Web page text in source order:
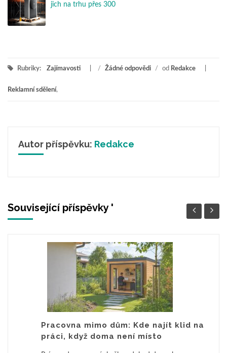
jich na trhu přes 300
Rubriky: Zajímavosti / Žádné odpovědi / od Redakce
Reklamní sdělení,
Autor příspěvku: Redakce
Související příspěvky '
Pracovna mimo dům: Kde najít klid na
práci, když doma není místo